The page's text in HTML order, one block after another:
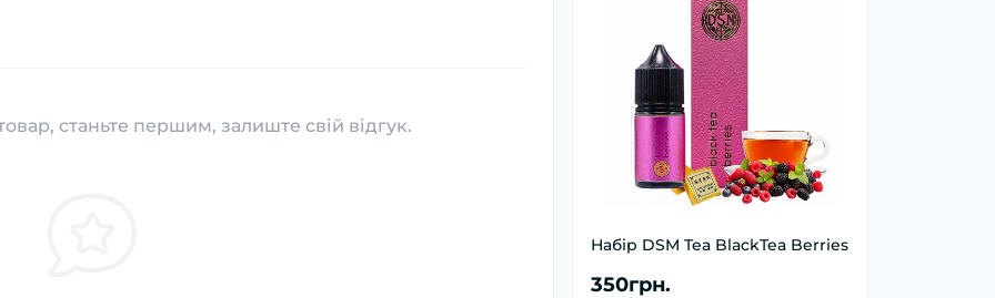
Набір DSM Tea BlackTea Berries
350грн.
станьте першим, залиште свій відгук.